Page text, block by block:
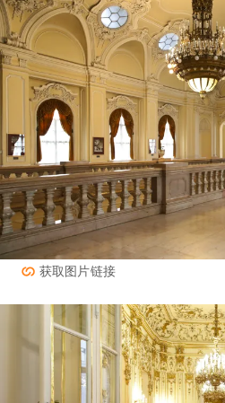
获取图片链接